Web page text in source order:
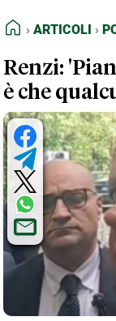
FEED RSS
TERMINI e
HOME
ARTICOLI
Renzi:
è che